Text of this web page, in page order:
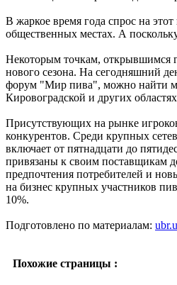
В жаркое время года спрос на
общественных местах. А
Некоторым точкам, открывшимся
нового сезона. На сегодняшний
форум "Мир пива", можно найти
Кировоградской и других
Присутствующих на рынке
конкурентов. Среди крупных
включает от пятнадцати до
привязаны к своим поставщикам
предпочтения потребителей и
на бизнес крупных участников
10%.
Подготовлено по материалам:
Похожие страницы :